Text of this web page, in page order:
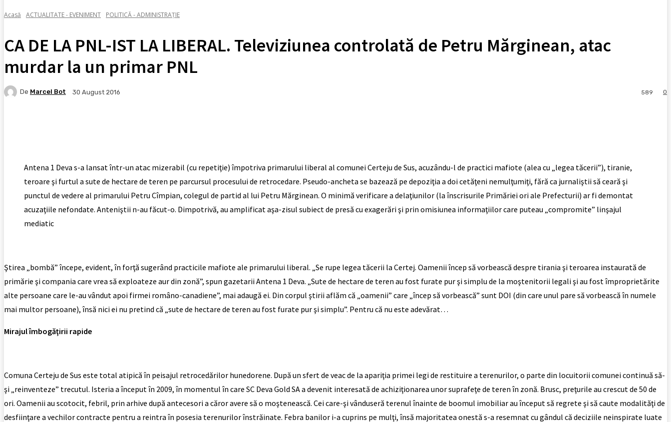
Acasă ACTUALITATE - EVENIMENT POLITICĂ - ADMINISTRAȚIE
CA DE LA PNL-IST LA LIBERAL. Televiziunea controlată de Petru Mărginean, atac
murdar la un primar PNL
De Marcel Bot 30 August 2016 0
589
Antena 1 Deva s-a lansat într-un atac mizerabil (cu repetiţie) împotriva primarului liberal al comunei Certeju de Sus, acuzându-l de practici mafiote (alea cu „legea tăcerii”), tiranie,
teroare şi furtul a sute de hectare de teren pe parcursul procesului de retrocedare. Pseudo-ancheta se bazează pe depoziţia a doi cetăţeni nemulţumiţi, fără ca jurnaliştii să ceară şi
punctul de vedere al primarului Petru Cîmpian, colegul de partid al lui Petru Mărginean. O minimă verificare a delaţiunilor (la înscrisurile Primăriei ori ale Prefecturii) ar fi demontat
acuzaţiile nefondate. Anteniştii n-au făcut-o. Dimpotrivă, au amplificat aşa-zisul subiect de presă cu exagerări şi prin omisiunea informaţiilor care puteau „compromite” linşajul
mediatic
Ştirea „bombă” începe, evident, în forţă sugerând practicile mafiote ale primarului liberal. „Se rupe legea tăcerii la Certej. Oamenii încep să vorbească despre tirania şi teroarea instaurată de
primărie şi compania care vrea să exploateze aur din zonă”, spun gazetarii Antena 1 Deva. „Sute de hectare de teren au fost furate pur şi simplu de la moştenitorii legali şi au fost împroprietărite
alte persoane care le-au vândut apoi firmei româno-canadiene”, mai adaugă ei. Din corpul ştirii aflăm că „oamenii” care „încep să vorbească” sunt DOI (din care unul pare să vorbească în numele
mai multor persoane), însă nici ei nu pretind că „sute de hectare de teren au fost furate pur şi simplu”. Pentru că nu este adevărat…
Mirajul îmbogăţirii rapide
Comuna Certeju de Sus este total atipică în peisajul retrocedărilor hunedorene. După un sfert de veac de la apariţia primei legi de restituire a terenurilor, o parte din locuitorii comunei continuă să-
şi „reinventeze” trecutul. Isteria a început în 2009, în momentul în care SC Deva Gold SA a devenit interesată de achiziţionarea unor suprafeţe de teren în zonă. Brusc, preţurile au crescut de 50 de
ori. Oamenii au scotocit, febril, prin arhive după antecesori a căror avere să o moştenească. Cei care-şi vânduseră terenul înainte de boomul imobiliar au început să regrete şi să caute modalităţi de
desfiinţare a vechilor contracte pentru a reintra în posesia terenurilor înstrăinate. Febra banilor i-a cuprins pe mulţi, însă majoritatea onestă s-a resemnat cu gândul că deciziile neinspirate luate